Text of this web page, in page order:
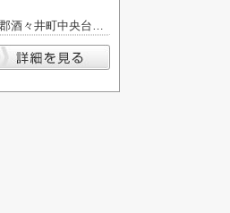
千葉県印旛郡酒々井町中央台４丁目